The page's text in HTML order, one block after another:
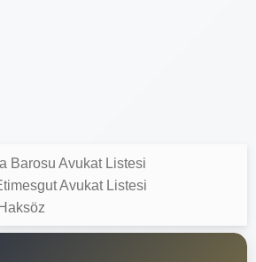
Barosu Avukat Listesi
Avukat Listesi